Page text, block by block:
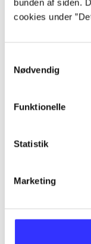
bunden af siden.
cookies under
Nødvendig
Funktionelle
Statistik
Marketing
Alle registrerede